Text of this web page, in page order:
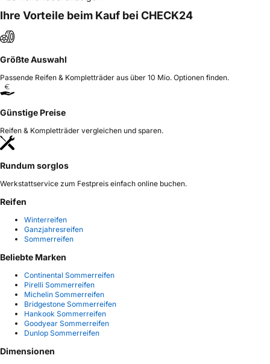
Ihre Vorteile beim Kauf bei CHECK24
Größte Auswahl
Passende Reifen & Kompletträder aus über 10 Mio. Optionen finden.
Günstige Preise
Reifen & Kompletträder vergleichen und sparen.
Rundum sorglos
Werkstattservice zum Festpreis einfach online buchen.
Reifen
Winterreifen
Ganzjahresreifen
Sommerreifen
Beliebte Marken
Continental Sommerreifen
Pirelli Sommerreifen
Michelin Sommerreifen
Bridgestone Sommerreifen
Hankook Sommerreifen
Goodyear Sommerreifen
Dunlop Sommerreifen
Dimensionen